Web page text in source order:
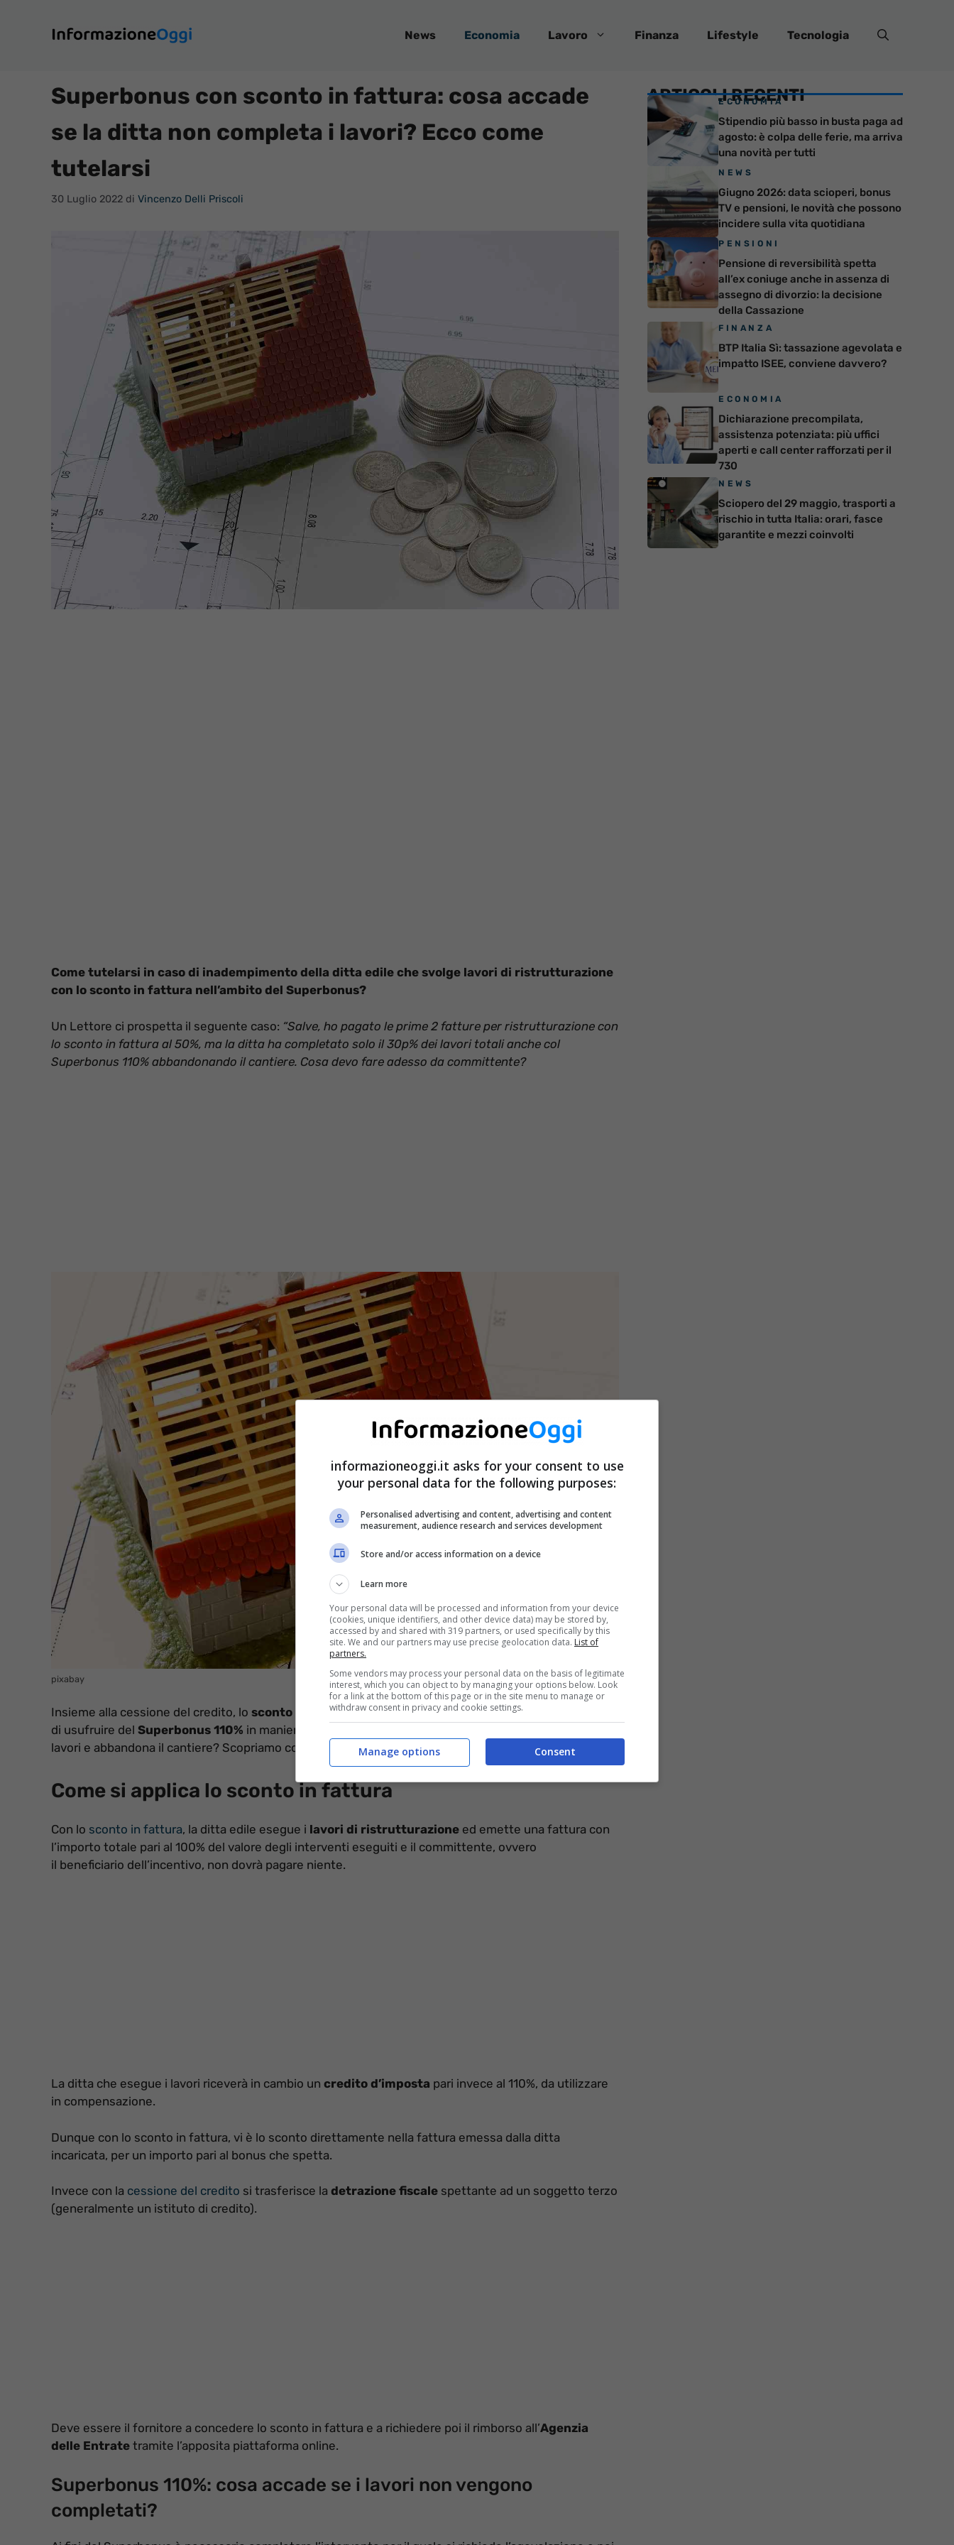
contenuto
News Economia Lavoro Finanza Lifestyle Tecnologia
Superbonus con sconto in fattura: cosa accade
se la ditta non completa i lavori? Ecco come
tutelarsi
30 Luglio 2022 di Vincenzo Delli Priscoli
Come tutelarsi in caso di inadempimento della ditta edile che svolge lavori di ristrutturazione
con lo sconto in fattura nell’ambito del Superbonus?
Un Lettore ci prospetta il seguente caso: “Salve, ho pagato le prime 2 fatture per ristrutturazione con
lo sconto in fattura al 50%, ma la ditta ha completato solo il 30p% dei lavori totali anche col
Superbonus 110% abbandonando il cantiere. Cosa devo fare adesso da committente?
pixabay
Insieme alla cessione del credito, lo sconto in fattura , applicato direttamente dall’impresa, permette
di usufruire del Superbonus 110% in maniera più semplice. Ma cosa accade se la ditta non completa i
lavori e abbandona il cantiere? Scopriamo come tutelarsi.
Come si applica lo sconto in fattura
Con lo sconto in fattura, la ditta edile esegue i lavori di ristrutturazione ed emette una fattura con
l’importo totale pari al 100% del valore degli interventi eseguiti e il committente, ovvero
il beneficiario dell’incentivo, non dovrà pagare niente.
La ditta che esegue i lavori riceverà in cambio un credito d’imposta pari invece al 110%, da utilizzare
in compensazione.
Dunque con lo sconto in fattura, vi è lo sconto direttamente nella fattura emessa dalla ditta
incaricata, per un importo pari al bonus che spetta.
Invece con la cessione del credito si trasferisce la detrazione fiscale spettante ad un soggetto terzo
(generalmente un istituto di credito).
Deve essere il fornitore a concedere lo sconto in fattura e a richiedere poi il rimborso all’Agenzia
delle Entrate tramite l’apposita piattaforma online.
Superbonus 110%: cosa accade se i lavori non vengono
completati?
ARTICOLI RECENTI
ECONOMIA
Stipendio più basso in busta paga ad
agosto: è colpa delle ferie, ma arriva
una novità per tutti
NEWS
Giugno 2026: data scioperi, bonus
TV e pensioni, le novità che possono
incidere sulla vita quotidiana
PENSIONI
Pensione di reversibilità spetta
all’ex coniuge anche in assenza di
assegno di divorzio: la decisione
della Cassazione
FINANZA
BTP Italia Sì: tassazione agevolata e
impatto ISEE, conviene davvero?
ECONOMIA
Dichiarazione precompilata,
assistenza potenziata: più uffici
aperti e call center rafforzati per il
730
NEWS
Sciopero del 29 maggio, trasporti a
rischio in tutta Italia: orari, fasce
garantite e mezzi coinvolti
informazioneoggi.it asks for your consent to use
your personal data for the following purposes:
Personalised advertising and content, advertising and content
measurement, audience research and services development
Store and/or access information on a device
Learn more
Your personal data will be processed and information from your device
(cookies, unique identifiers, and other device data) may be stored by,
accessed by and shared with 319 partners, or used specifically by this
site. We and our partners may use precise geolocation data. List of
partners.
Some vendors may process your personal data on the basis of legitimate
interest, which you can object to by managing your options below. Look
for a link at the bottom of this page or in the site menu to manage or
withdraw consent in privacy and cookie settings.
Consent
Manage options